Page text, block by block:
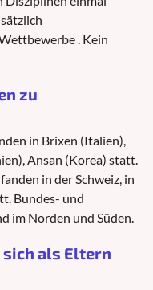
. Kein
zu
in Brixen (Italien),
Ansan (Korea) statt.
in der Schweiz, in
Bundes- und
im Norden und Süden.
als Eltern